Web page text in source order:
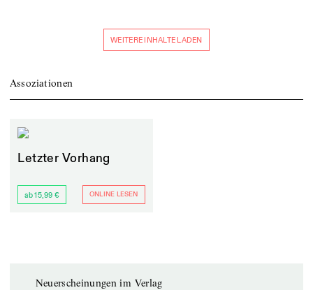
WEITERE INHALTE LADEN
Assoziationen
Letzter Vorhang
ab 15,99 € ONLINE LESEN
Neuerscheinungen im Verlag